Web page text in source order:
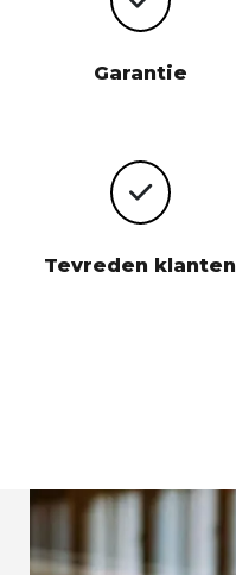
Garantie
Tevreden klanten